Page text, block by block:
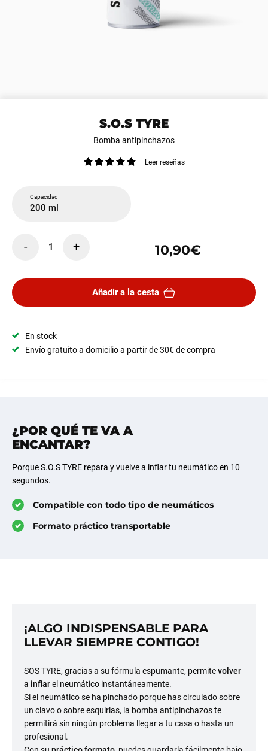
S.O.S TYRE
Bomba antipinchazos
Leer reseñas
Capacidad
200 ml
- 1 + 10,90€
Añadir a la cesta
En stock
Envío gratuito a domicilio a partir de 30€ de compra
¿POR QUÉ TE VA A
ENCANTAR?
Porque S.O.S TYRE repara y vuelve a inflar tu neumático en 10
segundos.
Compatible con todo tipo de neumáticos
Formato práctico transportable
¡ALGO INDISPENSABLE PARA
LLEVAR SIEMPRE CONTIGO!
SOS TYRE, gracias a su fórmula espumante, permitevolver
a inflarel neumático instantáneamente.
Si el neumático se ha pinchado porque has circulado sobre
un clavo o sobre esquirlas, la bomba antipinchazos te
permitirá sin ningún problema llegar a tu casa o hasta un
profesional.